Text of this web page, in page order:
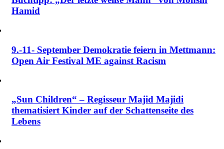
Hamid
9.-11- September Demokratie feiern in Mettmann:
Open Air Festival ME against Racism
„Sun Children“ – Regisseur Majid Majidi
thematisiert Kinder auf der Schattenseite des
Lebens